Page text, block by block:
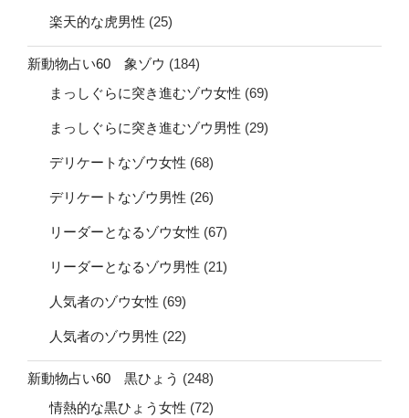
楽天的な虎男性 (25)
新動物占い60 象ゾウ (184)
まっしぐらに突き進むゾウ女性 (69)
まっしぐらに突き進むゾウ男性 (29)
デリケートなゾウ女性 (68)
デリケートなゾウ男性 (26)
リーダーとなるゾウ女性 (67)
リーダーとなるゾウ男性 (21)
人気者のゾウ女性 (69)
人気者のゾウ男性 (22)
新動物占い60 黒ひょう (248)
情熱的な黒ひょう女性 (72)